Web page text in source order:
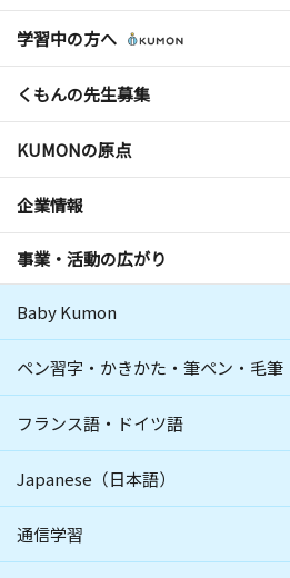
学習中の方へ
くもんの先生募集
KUMONの原点
企業情報
事業・活動の広がり
Baby Kumon
ペン習字・かきかた・筆ペン・毛筆
フランス語・ドイツ語
Japanese（日本語）
通信学習